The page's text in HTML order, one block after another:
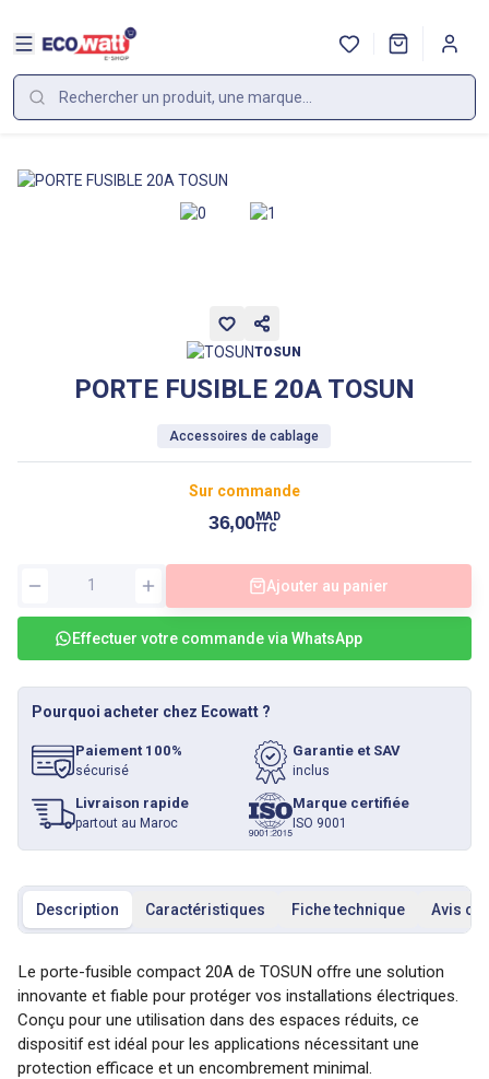
TOSUN
PORTE FUSIBLE 20A TOSUN
Accessoires de cablage
Sur commande
36,00MAD
TTC
Ajouter au panier
Effectuer votre commande via WhatsApp
Pourquoi acheter chez Ecowatt ?
Paiement 100%
sécurisé
Garantie et SAV
inclus
Livraison rapide
partout au Maroc
Marque certifiée
ISO 9001
Description Caractéristiques Fiche technique Avis